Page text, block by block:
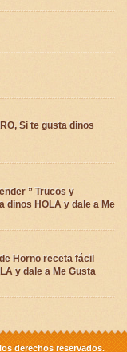
Si te gusta dinos
” Trucos y
dinos HOLA y dale a Me
Horno receta fácil
y dale a Me Gusta
derechos reservados.